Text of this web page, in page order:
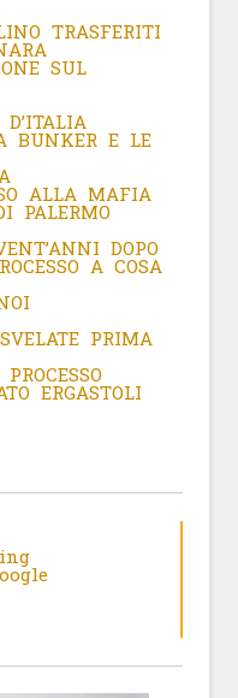
TRASFERITI
SUL
BUNKER E LE
ALLA MAFIA
PALERMO
DOPO
A COSA
PRIMA
ERGASTOLI